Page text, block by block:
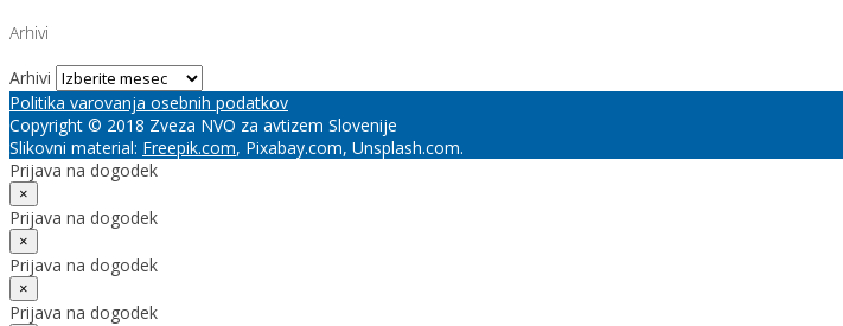
Arhivi
Arhivi
Politika varovanja osebnih podatkov
Copyright © 2018 Zveza NVO za avtizem Slovenije
Slikovni material: Freepik.com, Pixabay.com, Unsplash.com.
Prijava na dogodek
×
Prijava na dogodek
×
Prijava na dogodek
×
Prijava na dogodek